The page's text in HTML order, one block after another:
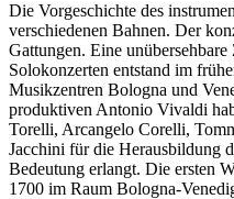
Die Vorgeschichte des
verschiedenen Bahnen. Der
Gattungen. Eine
Solokonzerten entstand im
Musikzentren Bologna und
produktiven Antonio Vivaldi
Torelli, Arcangelo Corelli,
Jacchini für die Herausbildung
Bedeutung erlangt. Die ersten
1700 im Raum Bologna-